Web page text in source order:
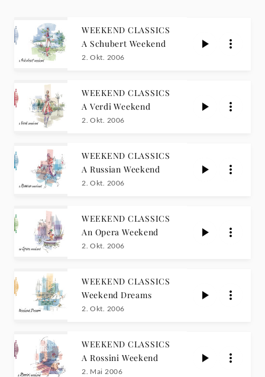
WEEKEND CLASSICS
A Schubert Weekend
2. Okt. 2006
WEEKEND CLASSICS
A Verdi Weekend
2. Okt. 2006
WEEKEND CLASSICS
A Russian Weekend
2. Okt. 2006
WEEKEND CLASSICS
An Opera Weekend
2. Okt. 2006
WEEKEND CLASSICS
Weekend Dreams
2. Okt. 2006
WEEKEND CLASSICS
A Rossini Weekend
2. Mai 2006